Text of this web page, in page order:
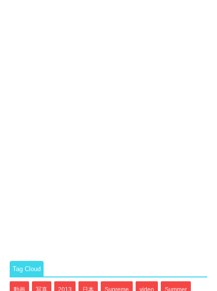
Tag Cloud
動画 写真 2013 日本 Supreme video Summer